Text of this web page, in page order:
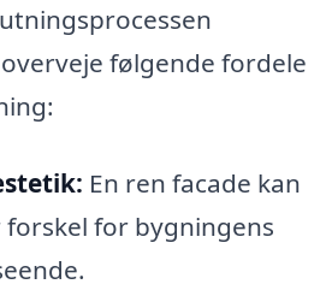
følgende fordele
En ren facade kan
for bygningens